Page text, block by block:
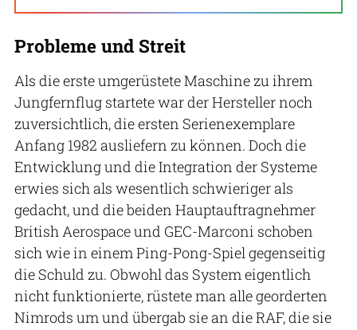
Probleme und Streit
Als die erste umgerüstete Maschine zu ihrem
Jungfernflug startete war der Hersteller noch
zuversichtlich, die ersten Serienexemplare
Anfang 1982 ausliefern zu können. Doch die
Entwicklung und die Integration der Systeme
erwies sich als wesentlich schwieriger als
gedacht, und die beiden Hauptauftragnehmer
British Aerospace und GEC-Marconi schoben
sich wie in einem Ping-Pong-Spiel gegenseitig
die Schuld zu. Obwohl das System eigentlich
nicht funktionierte, rüstete man alle georderten
Nimrods um und übergab sie an die RAF, die sie